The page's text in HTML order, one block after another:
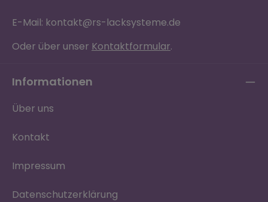
E-Mail: kontakt@rs-lacksysteme.de
Oder über unser Kontaktformular.
Informationen
Über uns
Kontakt
Impressum
Datenschutzerklärung